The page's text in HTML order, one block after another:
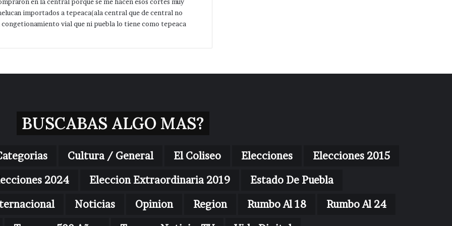
importados a tepeaca(ala central que de central no
congetionamiento vial que ni puebla lo tiene como tepeaca
BUSCABAS ALGO MAS?
Cultura / General El Coliseo Elecciones
Elecciones 2015
2024 Eleccion Extraordinaria 2019
Estado De Puebla
Noticias Opinion Region Rumbo Al 18
Rumbo Al 24